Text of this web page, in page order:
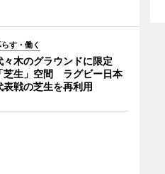
す・働く
々木のグラウンドに限定
「芝生」空間 ラグビー日本
表戦の芝生を再利用